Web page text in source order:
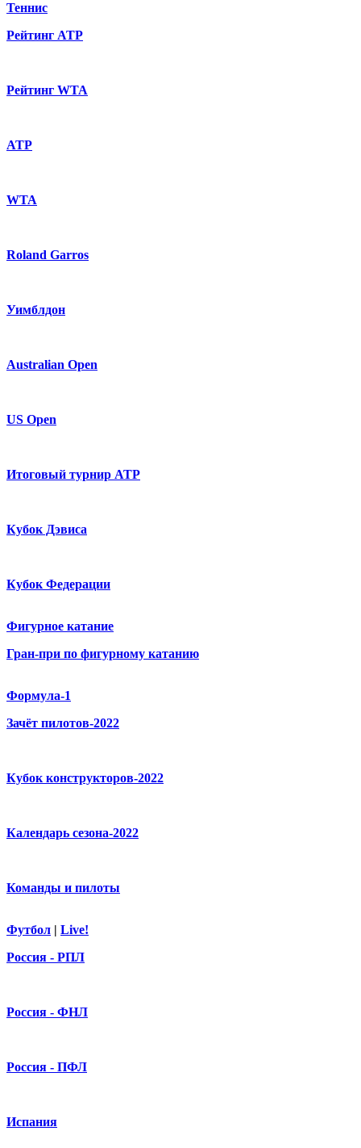
Теннис
Рейтинг ATP
Рейтинг WTA
ATP
WTA
Roland Garros
Уимблдон
Australian Open
US Open
Итоговый турнир ATP
Кубок Дэвиса
Кубок Федерации
Фигурное катание
Гран-при по фигурному катанию
Формула-1
Зачёт пилотов-2022
Кубок конструкторов-2022
Календарь сезона-2022
Команды и пилоты
Футбол | Live!
Россия - РПЛ
Россия - ФНЛ
Россия - ПФЛ
Испания